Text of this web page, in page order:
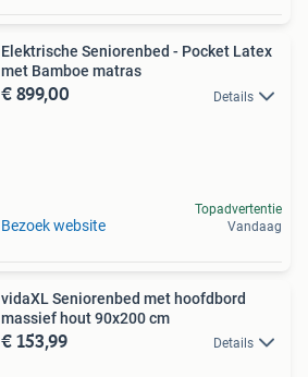
Elektrische Seniorenbed - Pocket Latex
met Bamboe matras
€ 899,00 Details
Bezoek website
Topadvertentie
Vandaag
vidaXL Seniorenbed met hoofdbord
massief hout 90x200 cm
€ 153,99 Details